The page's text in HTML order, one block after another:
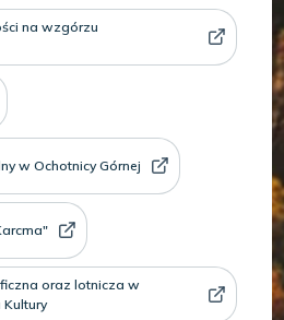
na wzgórzu
w Ochotnicy Górnej
oraz lotnicza w
Kultury